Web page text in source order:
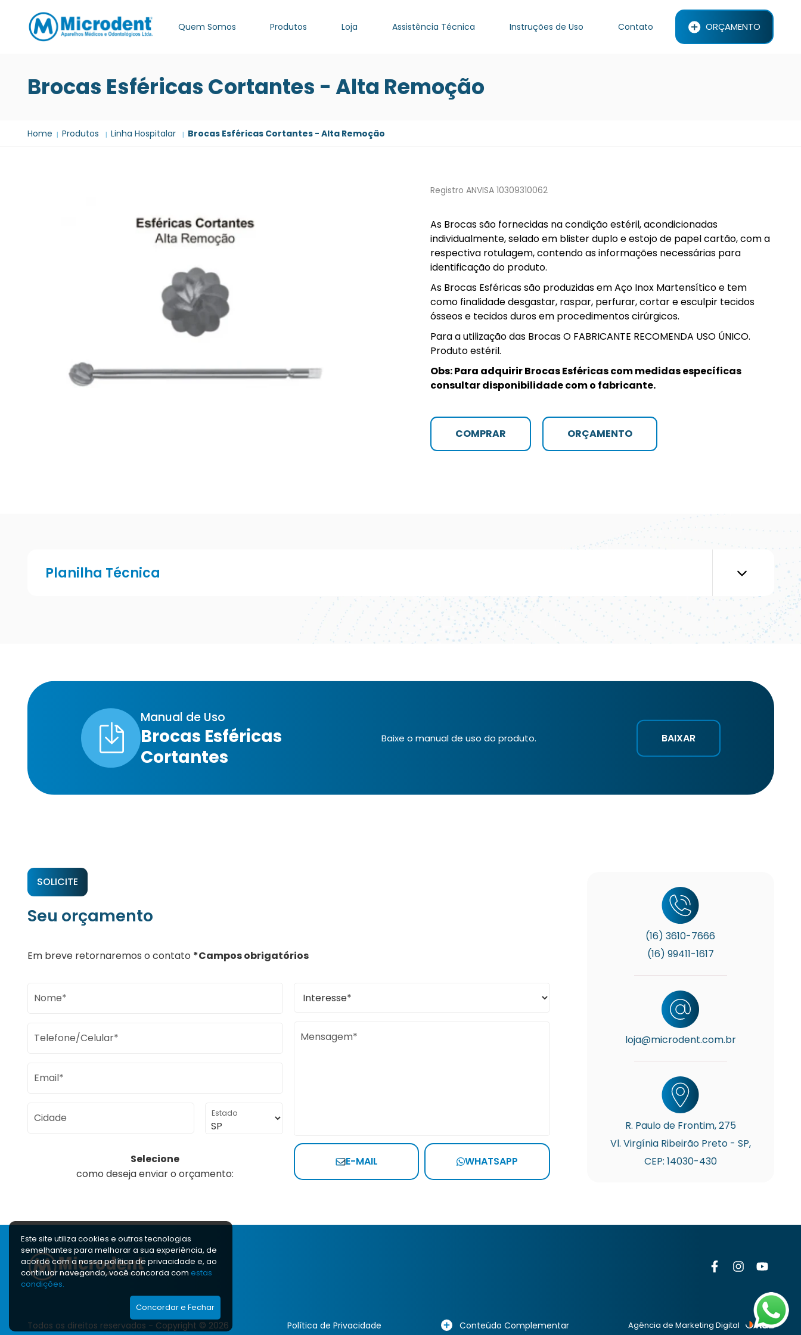
Quem Somos Produtos Loja Assistência Técnica Instruções de Uso Contato ORÇAMENTO
Brocas Esféricas Cortantes - Alta Remoção
Home Produtos Linha Hospitalar Brocas Esféricas Cortantes - Alta Remoção
Registro ANVISA 10309310062
As Brocas são fornecidas na condição estéril, acondicionadas
individualmente, selado em blister duplo e estojo de papel cartão, com a
respectiva rotulagem, contendo as informações necessárias para
identificação do produto.
As Brocas Esféricas são produzidas em Aço Inox Martensítico e tem
como finalidade desgastar, raspar, perfurar, cortar e esculpir tecidos
ósseos e tecidos duros em procedimentos cirúrgicos.
Para a utilização das Brocas O FABRICANTE RECOMENDA USO ÚNICO.
Produto estéril.
Obs: Para adquirir Brocas Esféricas com medidas específicas
consultar disponibilidade com o fabricante.
COMPRAR ORÇAMENTO
Planilha Técnica
Manual de Uso
Brocas Esféricas
Cortantes
Baixe o manual de uso do produto. BAIXAR
SOLICITE
Seu orçamento
Em breve retornaremos o contato *Campos obrigatórios
Nome*
Mensagem*
Telefone/Celular*
Email*
Cidade Estado
Selecione
como deseja enviar o orçamento:
E-MAIL WHATSAPP
(16) 3610-7666
(16) 99411-1617
loja@microdent.com.br
R. Paulo de Frontim, 275
Vl. Virgínia Ribeirão Preto - SP,
CEP: 14030-430
Todos os direitos reservados - Copyright © 2026 Política de Privacidade Conteúdo Complementar Agência de Marketing Digital
Este site utiliza cookies e outras tecnologias
semelhantes para melhorar a sua experiência, de
acordo com a nossa polí­tica de privacidade e, ao
continuar navegando, você concorda com estas
condições.
Concordar e Fechar